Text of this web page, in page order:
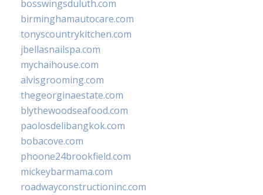
bosswingsduluth.com
birminghamautocare.com
tonyscountrykitchen.com
jbellasnailspa.com
mychaihouse.com
alvisgrooming.com
thegeorginaestate.com
blythewoodseafood.com
paolosdelibangkok.com
bobacove.com
phoone24brookfield.com
mickeybarmama.com
roadwayconstructioninc.com